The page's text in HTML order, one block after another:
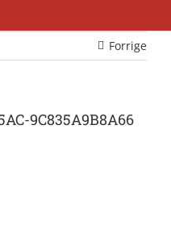
Forrige
9C835A9B8A66